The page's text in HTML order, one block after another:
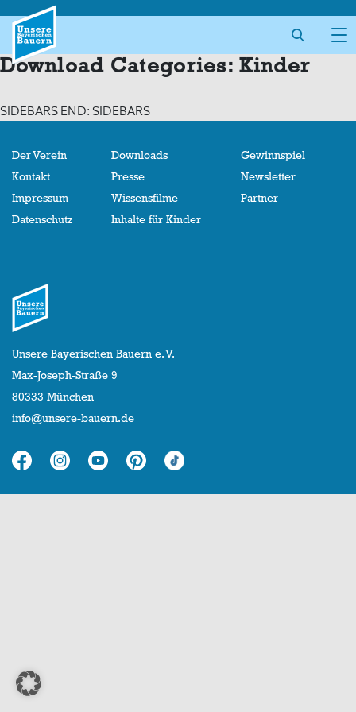
content
Download Categories:Kinder
SIDEBARS END: SIDEBARS
Der Verein
Kontakt
Impressum
Datenschutz
Downloads
Presse
Wissensfilme
Inhalte für Kinder
Gewinnspiel
Newsletter
Partner
Unsere Bayerischen Bauern e. V.
Max-Joseph-Straße 9
80333 München
info@unsere-bauern.de